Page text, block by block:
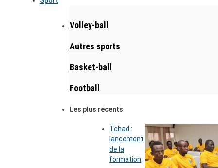
Volley-ball
Autres sports
Basket-ball
Football
Les plus récents
Tchad :
lancement
de la
formation